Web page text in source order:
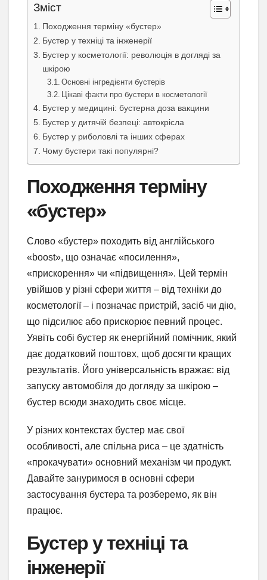
Зміст
Походження терміну «бустер»
Бустер у техніці та інженерії
Бустер у косметології: революція в догляді за
шкірою
Основні інгредієнти бустерів
Цікаві факти про бустери в косметології
Бустер у медицині: бустерна доза вакцини
Бустер у дитячій безпеці: автокрісла
Бустер у риболовлі та інших сферах
Чому бустери такі популярні?
Походження терміну
«бустер»
Слово «бустер» походить від англійського
«boost», що означає «посилення»,
«прискорення» чи «підвищення». Цей термін
увійшов у різні сфери життя – від техніки до
косметології – і позначає пристрій, засіб чи дію,
що підсилює або прискорює певний процес.
Уявіть собі бустер як енергійний помічник, який
дає додатковий поштовх, щоб досягти кращих
результатів. Його універсальність вражає: від
запуску автомобіля до догляду за шкірою –
бустер всюди знаходить своє місце.
У різних контекстах бустер має свої
особливості, але спільна риса – це здатність
«прокачувати» основний механізм чи продукт.
Давайте зануримося в основні сфери
застосування бустера та розберемо, як він
працює.
Бустер у техніці та
інженерії